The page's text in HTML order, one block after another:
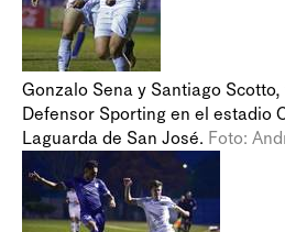
Gonzalo Sena y Santiago
Defensor Sporting en el estadio
Laguarda de San José. Foto: